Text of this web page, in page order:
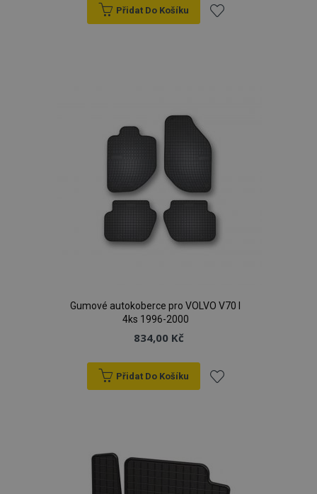
Přidat Do Košíku
Gumové autokoberce pro VOLVO V70 I
4ks 1996-2000
834,00 Kč
Přidat Do Košíku